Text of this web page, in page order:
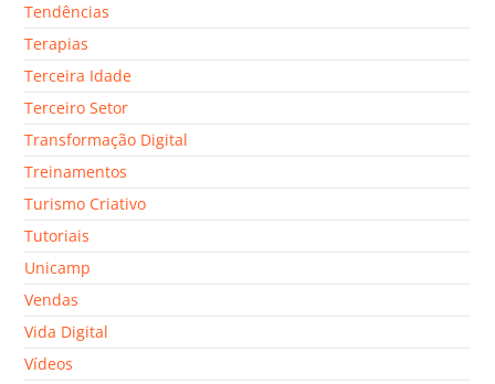
Tendências
Terapias
Terceira Idade
Terceiro Setor
Transformação Digital
Treinamentos
Turismo Criativo
Tutoriais
Unicamp
Vendas
Vida Digital
Vídeos